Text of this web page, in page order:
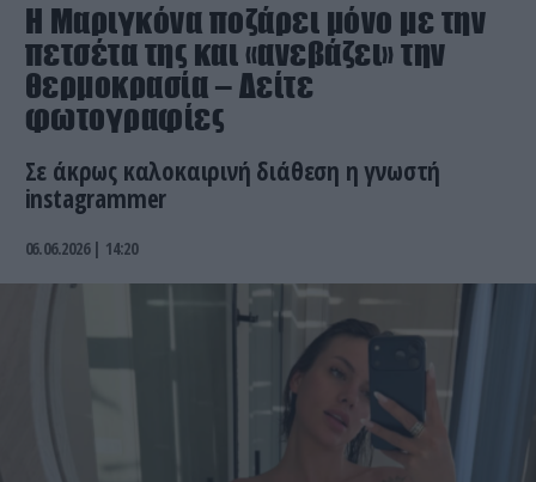
Η Μαριγκόνα ποζάρει μόνο με την
πετσέτα της και «ανεβάζει» την
θερμοκρασία – Δείτε
φωτογραφίες
Σε άκρως καλοκαιρινή διάθεση η γνωστή
instagrammer
06.06.2026 | 14:20